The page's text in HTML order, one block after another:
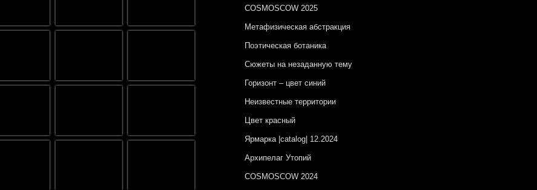
COSMOSCOW 2025
Метафизическая абстракция
Поэтическая ботаника
Сюжеты на незаданную тему
Горизонт – цвет синий
Неизвестные территории
Цвет красный
Ярмарка |catalog| 12.2024
Архипелаг Утопий
COSMOSCOW 2024